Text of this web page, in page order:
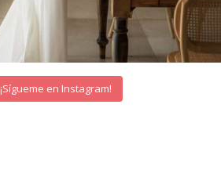
¡Sígueme en Instagram!